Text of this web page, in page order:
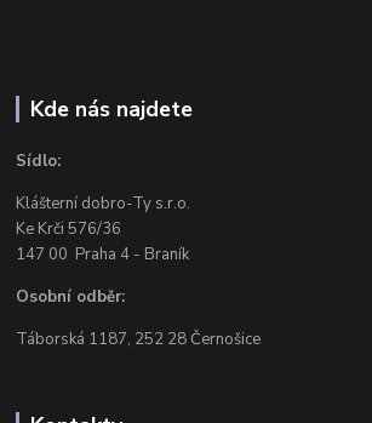
Kde nás najdete
Sídlo:
Klášterní dobro-Ty s.r.o.
Ke Krči 576/36
147 00 Praha 4 - Braník
Osobní odběr:
Táborská 1187, 252 28 Černošice